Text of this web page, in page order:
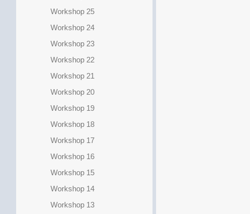
Workshop 25
Workshop 24
Workshop 23
Workshop 22
Workshop 21
Workshop 20
Workshop 19
Workshop 18
Workshop 17
Workshop 16
Workshop 15
Workshop 14
Workshop 13